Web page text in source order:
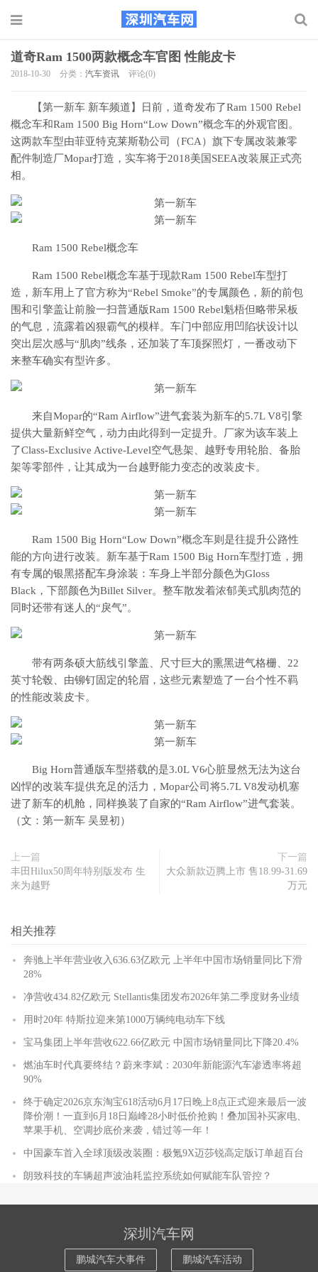
道奇Ram 1500两款概念车官图 性能皮卡
2018-10-30 分类： 汽车资讯 评论(0)
【第一新车 新车频道】日前，道奇发布了Ram 1500 Rebel
概念车和Ram 1500 Big Horn“Low Down”概念车的外观官图。
这两款车型由菲亚特克莱斯勒公司（FCA）旗下专属改装兼零
配件制造厂Mopar打造，实车将于2018美国SEEA改装展正式亮
相。
Ram 1500 Rebel概念车
Ram 1500 Rebel概念车基于现款Ram 1500 Rebel车型打
造，新车用上了官方称为“Rebel Smoke”的专属颜色，新的前包
围和引擎盖让前脸一扫普通版Ram 1500 Rebel魁梧但略带呆板
的气息，流露着凶狠霸气的模样。车门中部应用凹陷状设计以
突出层次感与“肌肉”线条，还加装了车顶探照灯，一番改动下
来整车确实有型许多。
来自Mopar的“Ram Airflow”进气套装为新车的5.7L V8引擎
提供大量新鲜空气，动力由此得到一定提升。厂家为该车装上
了Class-Exclusive Active-Level空气悬架、越野专用轮胎、备胎
架等零部件，让其成为一台越野能力变态的改装皮卡。
Ram 1500 Big Horn“Low Down”概念车则是往提升公路性
能的方向进行改装。新车基于Ram 1500 Big Horn车型打造，拥
有专属的银黑搭配车身涂装：车身上半部分颜色为Gloss
Black，下部颜色为Billet Silver。整车散发着浓郁美式肌肉范的
同时还带有迷人的“戾气”。
带有两条硕大筋线引擎盖、尺寸巨大的熏黑进气格栅、22
英寸轮毂、由铆钉固定的轮眉，这些元素塑造了一台个性不羁
的性能改装皮卡。
Big Horn普通版车型搭载的是3.0L V6心脏显然无法为这台
凶悍的改装车提供充足的活力，Mopar公司将5.7L V8发动机塞
进了新车的机舱，同样换装了自家的“Ram Airflow”进气套装。
（文：第一新车 吴昱初）
上一篇
丰田Hilux50周年特别版发布 生
来为越野
下一篇
大众新款迈腾上市 售18.99-31.69
万元
相关推荐
奔驰上半年营业收入636.63亿欧元 上半年中国市场销量同比下滑
28%
净营收434.82亿欧元 Stellantis集团发布2026年第二季度财务业绩
用时20年 特斯拉迎来第1000万辆纯电动车下线
宝马集团上半年营收622.66亿欧元 中国市场销量同比下降20.4%
燃油车时代真要终结？蔚来李斌：2030年新能源汽车渗透率将超
90%
终于确定2026京东淘宝618活动6月17日晚上8点正式迎来最后一波
降价潮！一直到6月18日巅峰28小时低价抢购！叠加国补买家电、
苹果手机、空调抄底价来袭，错过等一年！
中国豪车首入全球顶级改装圈：极氪9X迈莎锐高定版订单超百台
朗致科技的车辆超声波油耗监控系统如何赋能车队管控？
深圳汽车网
鹏城汽车大事件 鹏城汽车活动